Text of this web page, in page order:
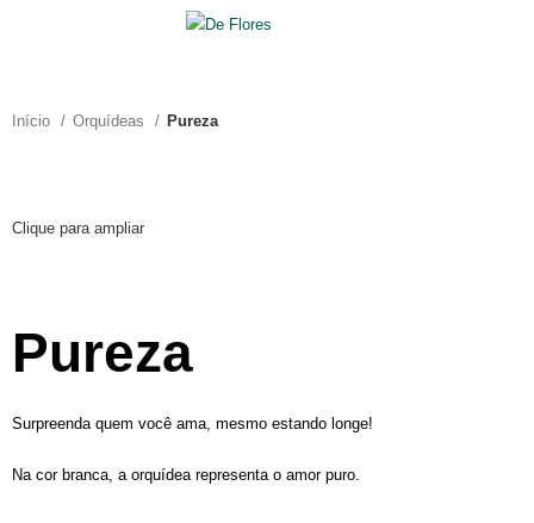
Início Orquídeas Pureza
Clique para ampliar
Pureza
Surpreenda quem você ama, mesmo estando longe!
Na cor branca, a orquídea representa o amor puro.